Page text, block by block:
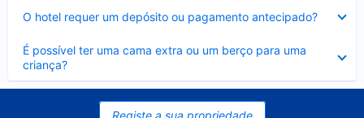
O hotel requer um depósito ou pagamento antecipado?
fechado
É possível ter uma cama extra ou um berço para uma
criança?
Elemento
fechado
Registe a sua propriedade